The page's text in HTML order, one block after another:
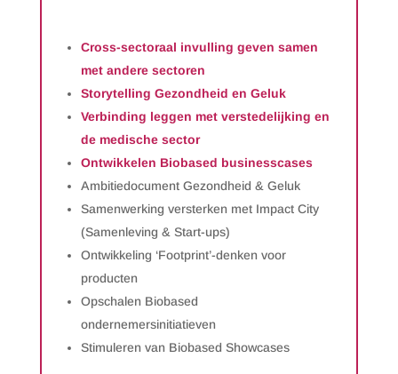
Cross-sectoraal invulling geven samen
met andere sectoren
Storytelling Gezondheid en Geluk
Verbinding leggen met verstedelijking en
de medische sector
Ontwikkelen Biobased businesscases
Ambitiedocument Gezondheid & Geluk
Samenwerking versterken met Impact City
(Samenleving & Start-ups)
Ontwikkeling ‘Footprint’-denken voor
producten
Opschalen Biobased
ondernemersinitiatieven
Stimuleren van Biobased Showcases